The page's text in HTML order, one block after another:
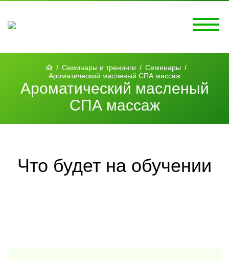
/ Семинары и тренинги / Семинары /
Ароматический масленый СПА массаж
Ароматический масленый
СПА массаж
Что будет на обучении